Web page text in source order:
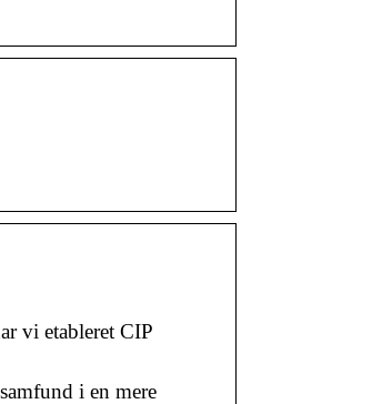
vi etableret CIP
i en mere